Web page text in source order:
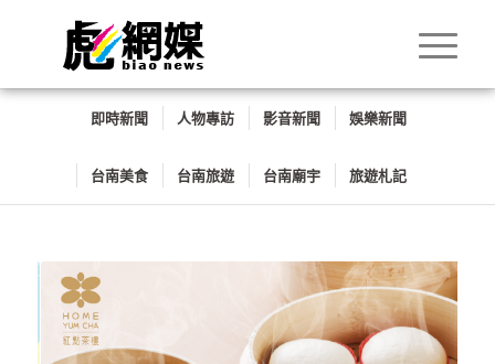
即時新聞 人物專訪 影音新聞 娛樂新聞
台南美食 台南旅遊 台南廟宇 旅遊札記